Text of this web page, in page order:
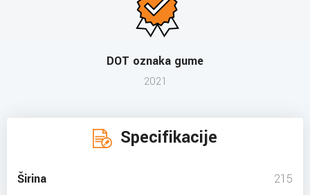
DOT oznaka gume
2021
Specifikacije
Širina 215